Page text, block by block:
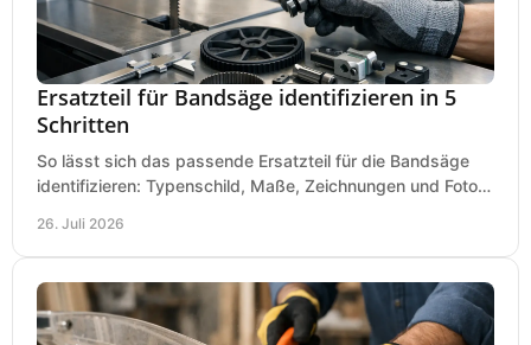
Ersatzteil für Bandsäge identifizieren in 5
Schritten
So lässt sich das passende Ersatzteil für die Bandsäge
identifizieren: Typenschild, Maße, Zeichnungen und Fotos
26. Juli 2026